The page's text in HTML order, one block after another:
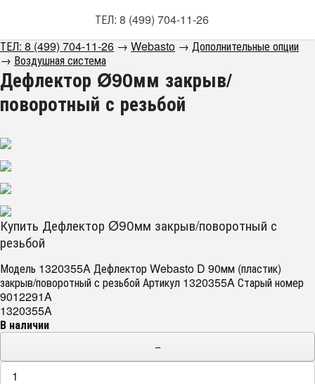
ТЕЛ: 8 (499) 704-11-26
ТЕЛ: 8 (499) 704-11-26 → Webasto → Дополнительные опции
→ Воздушная система
Дефлектор Ø90мм закрыв/
поворотный с резьбой
Купить Дефлектор Ø90мм закрыв/поворотный с
резьбой
Модель 1320355A Дефлектор Webasto D 90мм (пластик)
закрыв/поворотный с резьбой Артикул 1320355A Старый номер
9012291A
1320355A
В наличии
−